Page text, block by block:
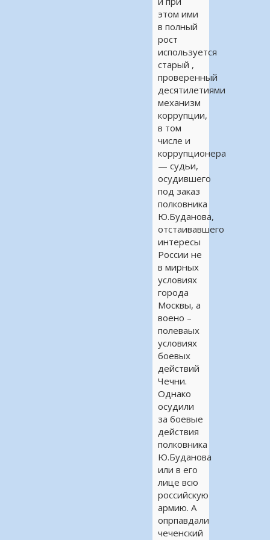
этом ими
в полный
рост
используется
старый ,
проверенный
десятилетиями
механизм
коррупции,
в том
числе и
коррупционера
— судьи,
осудившего
под заказ
полковника
Ю.Буданова,
отстаивавшего
интересы
России не
в мирных
условиях
города
Москвы, а
воено –
полеваых
условиях
боевых
действий
Чечни.
Однако
осудили
за боевые
действия
полковника
Ю.Буданова
или в его
лице всю
российскую
армию. А
опрпавдали
чеченский